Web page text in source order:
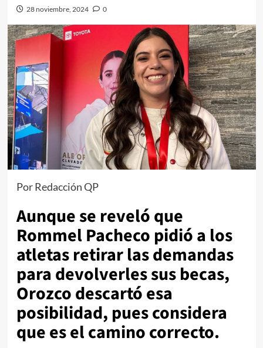
28 noviembre, 2024 0
Por Redacción QP
Aunque se reveló que
Rommel Pacheco pidió a los
atletas retirar las demandas
para devolverles sus becas,
Orozco descartó esa
posibilidad, pues considera
que es el camino correcto.